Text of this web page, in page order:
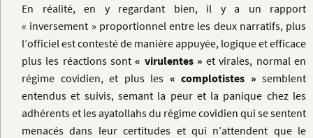
En réalité, en y regardant bien, il y a un rapport
« inversement » proportionnel entre les deux narratifs, plus
l’officiel est contesté de manière appuyée, logique et efficace
plus les réactions sont« virulentes »et virales, normal en
régime covidien, et plus les « complotistes » semblent
entendus et suivis, semant la peur et la panique chez les
adhérents et les ayatollahs du régime covidien qui se sentent
menacés dans leur certitudes et qui n’attendent que le